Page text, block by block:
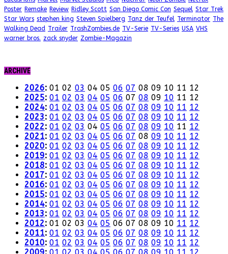
Poster Remake Review Ridley Scott San Diego Comic Con Sequel Star Trek
Star Wars stephen king Steven Spielberg Tanz der Teufel Terminator The
Walking Dead Trailer TrashZombies.de TV-Serie TV-Series USA VHS
warner bros. zack snyder Zombie-Magazin
ARCHIVE
2026: 01 02 03 04 05 06 07 08 09 10 11 12
2025: 01 02 03 04 05 06 07 08 09 10 11 12
2024: 01 02 03 04 05 06 07 08 09 10 11 12
2023: 01 02 03 04 05 06 07 08 09 10 11 12
2022: 01 02 03 04 05 06 07 08 09 10 11 12
2021: 01 02 03 04 05 06 07 08 09 10 11 12
2020: 01 02 03 04 05 06 07 08 09 10 11 12
2019: 01 02 03 04 05 06 07 08 09 10 11 12
2018: 01 02 03 04 05 06 07 08 09 10 11 12
2017: 01 02 03 04 05 06 07 08 09 10 11 12
2016: 01 02 03 04 05 06 07 08 09 10 11 12
2015: 01 02 03 04 05 06 07 08 09 10 11 12
2014: 01 02 03 04 05 06 07 08 09 10 11 12
2013: 01 02 03 04 05 06 07 08 09 10 11 12
2012: 01 02 03 04 05 06 07 08 09 10 11 12
2011: 01 02 03 04 05 06 07 08 09 10 11 12
2010: 01 02 03 04 05 06 07 08 09 10 11 12
2009: 01 02 03 04 05 06 07 08 09 10 11 12